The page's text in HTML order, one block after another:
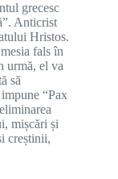
grecesc
Anticrist
Hristos.
fals în
urmă, el va
să
“Pax
mișcări și
creștinii,